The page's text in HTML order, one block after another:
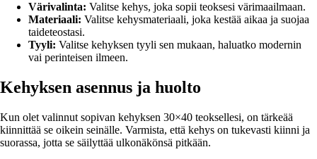
Värivalinta: Valitse kehys, joka sopii teoksesi värimaailmaan.
Materiaali: Valitse kehysmateriaali, joka kestää aikaa ja suojaa
taideteostasi.
Tyyli: Valitse kehyksen tyyli sen mukaan, haluatko modernin
vai perinteisen ilmeen.
Kehyksen asennus ja huolto
Kun olet valinnut sopivan kehyksen 30×40 teoksellesi, on tärkeää
kiinnittää se oikein seinälle. Varmista, että kehys on tukevasti kiinni ja
suorassa, jotta se säilyttää ulkonäkönsä pitkään.